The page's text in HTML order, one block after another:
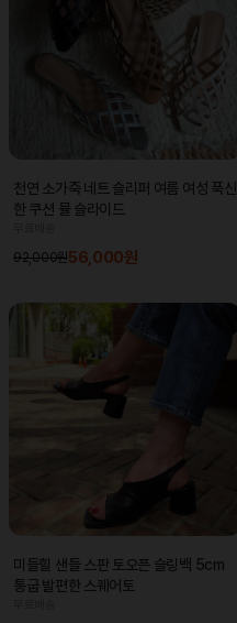
천연 소가죽 네트 슬리퍼 여름 여성 푹신
한 쿠션 뮬 슬라이드
92,000원56,000원
미들힐 샌들 스판 토오픈 슬링백 5cm
통굽 발편한 스퀘어토